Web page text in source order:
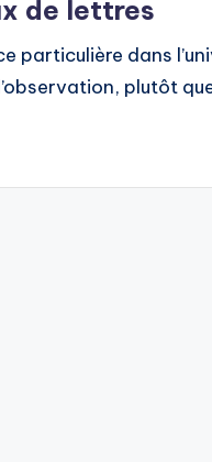
de lettres
particulière dans
plutôt